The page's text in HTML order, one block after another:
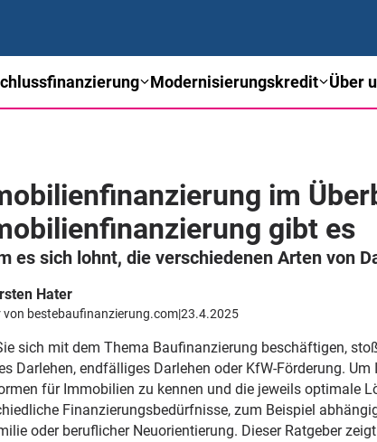
Modernisierungskredit Über
im
gibt es
es sich lohnt, die verschiedenen Arten von
Hater
von bestebaufinanzierung.com|23.4.2025
sich mit dem Thema Baufinanzierung beschäftigen,
Darlehen, endfälliges Darlehen oder KfW-Förderung.
für Immobilien zu kennen und die jeweils optimale
Finanzierungsbedürfnisse, zum Beispiel
oder beruflicher Neuorientierung. Dieser Ratgeber